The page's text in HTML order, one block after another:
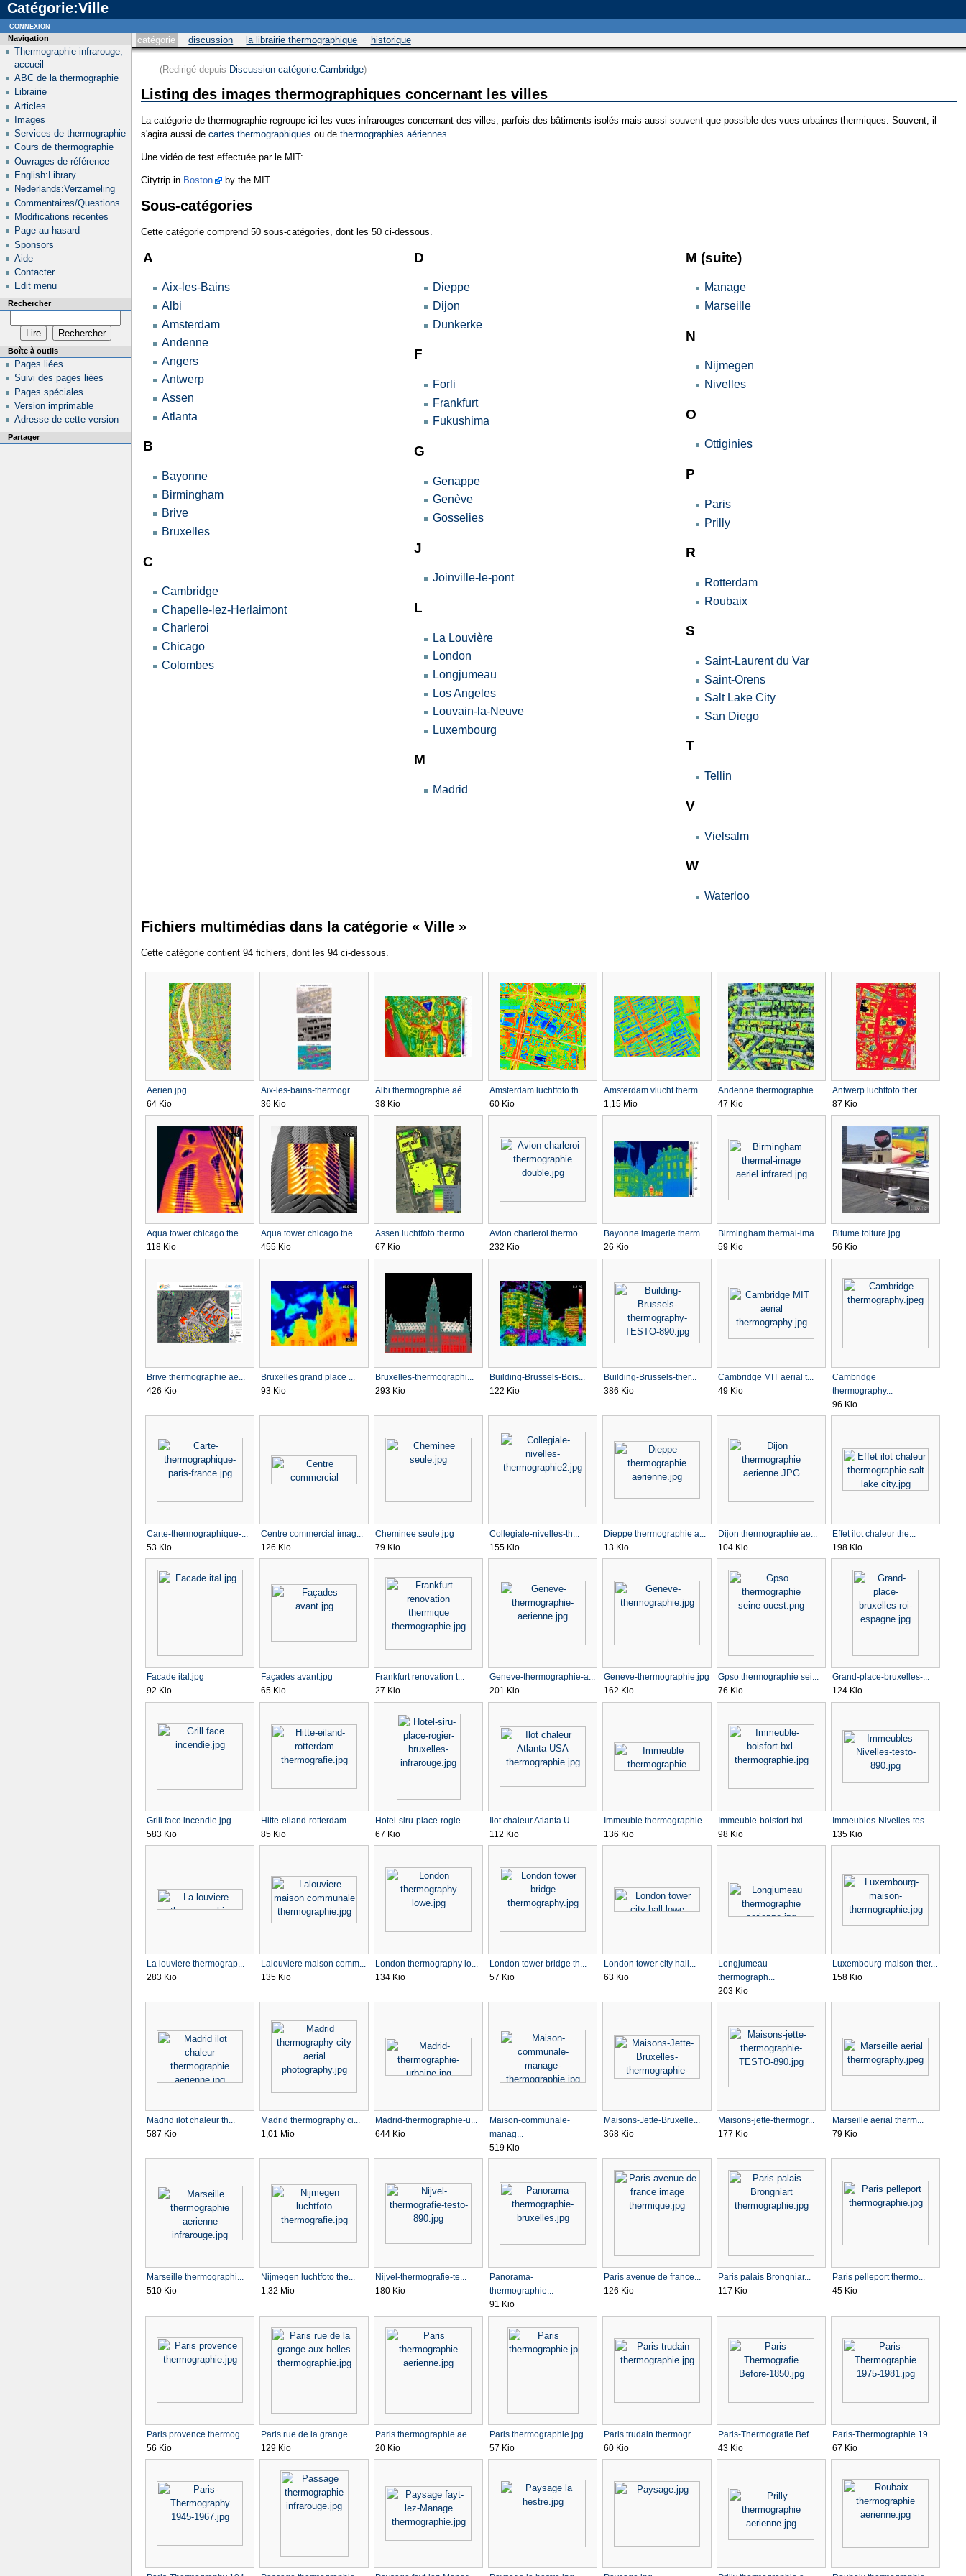
Catégorie:Ville
catégorie discussion la librairie thermographique historique
(Redirigé depuis Discussion catégorie:Cambridge)
Listing des images thermographiques concernant les villes
La catégorie de thermographie regroupe ici les vues infrarouges concernant des villes, parfois des bâtiments isolés mais aussi souvent que possible des vues urbaines thermiques. Souvent, il
s'agira aussi de cartes thermographiques ou de thermographies aériennes.
Une vidéo de test effectuée par le MIT:
Citytrip in Boston by the MIT.
Sous-catégories
Cette catégorie comprend 50 sous-catégories, dont les 50 ci-dessous.
A
Aix-les-Bains
Albi
Amsterdam
Andenne
Angers
Antwerp
Assen
Atlanta
B
Bayonne
Birmingham
Brive
Bruxelles
C
Cambridge
Chapelle-lez-Herlaimont
Charleroi
Chicago
Colombes
D
Dieppe
Dijon
Dunkerke
F
Forli
Frankfurt
Fukushima
G
Genappe
Genève
Gosselies
J
Joinville-le-pont
L
La Louvière
London
Longjumeau
Los Angeles
Louvain-la-Neuve
Luxembourg
M
Madrid
M (suite)
Manage
Marseille
N
Nijmegen
Nivelles
O
Ottiginies
P
Paris
Prilly
R
Rotterdam
Roubaix
S
Saint-Laurent du Var
Saint-Orens
Salt Lake City
San Diego
T
Tellin
V
Vielsalm
W
Waterloo
Fichiers multimédias dans la catégorie « Ville »
Cette catégorie contient 94 fichiers, dont les 94 ci-dessous.
Aerien.jpg
64 Kio
Aix-les-bains-thermogr...
36 Kio
Albi thermographie aé...
38 Kio
Amsterdam luchtfoto th...
60 Kio
Amsterdam vlucht therm...
1,15 Mio
Andenne thermographie ...
47 Kio
Antwerp luchtfoto ther...
87 Kio
Aqua tower chicago the...
118 Kio
Aqua tower chicago the...
455 Kio
Assen luchtfoto thermo...
67 Kio
Avion charleroi thermo...
232 Kio
Bayonne imagerie therm...
26 Kio
Birmingham thermal-ima...
59 Kio
Bitume toiture.jpg
56 Kio
Brive thermographie ae...
426 Kio
Bruxelles grand place ...
93 Kio
Bruxelles-thermographi...
293 Kio
Building-Brussels-Bois...
122 Kio
Building-Brussels-ther...
386 Kio
Cambridge MIT aerial t...
49 Kio
Cambridge
thermography...
96 Kio
Carte-thermographique-...
53 Kio
Centre commercial imag...
126 Kio
Cheminee seule.jpg
79 Kio
Collegiale-nivelles-th...
155 Kio
Dieppe thermographie a...
13 Kio
Dijon thermographie ae...
104 Kio
Effet ilot chaleur the...
198 Kio
Facade ital.jpg
92 Kio
Façades avant.jpg
65 Kio
Frankfurt renovation t...
27 Kio
Geneve-thermographie-a...
201 Kio
Geneve-thermographie.jpg
162 Kio
Gpso thermographie sei...
76 Kio
Grand-place-bruxelles-...
124 Kio
Grill face incendie.jpg
583 Kio
Hitte-eiland-rotterdam...
85 Kio
Hotel-siru-place-rogie...
67 Kio
Ilot chaleur Atlanta U...
112 Kio
Immeuble thermographie...
136 Kio
Immeuble-boisfort-bxl-...
98 Kio
Immeubles-Nivelles-tes...
135 Kio
La louviere thermograp...
283 Kio
Lalouviere maison comm...
135 Kio
London thermography lo...
134 Kio
London tower bridge th...
57 Kio
London tower city hall...
63 Kio
Longjumeau
thermograph...
203 Kio
Luxembourg-maison-ther...
158 Kio
Madrid ilot chaleur th...
587 Kio
Madrid thermography ci...
1,01 Mio
Madrid-thermographie-u...
644 Kio
Maison-communale-
manag...
519 Kio
Maisons-Jette-Bruxelle...
368 Kio
Maisons-jette-thermogr...
177 Kio
Marseille aerial therm...
79 Kio
Marseille thermographi...
510 Kio
Nijmegen luchtfoto the...
1,32 Mio
Nijvel-thermografie-te...
180 Kio
Panorama-
thermographie...
91 Kio
Paris avenue de france...
126 Kio
Paris palais Brongniar...
117 Kio
Paris pelleport thermo...
45 Kio
Paris provence thermog...
56 Kio
Paris rue de la grange...
129 Kio
Paris thermographie ae...
20 Kio
Paris thermographie.jpg
57 Kio
Paris trudain thermogr...
60 Kio
Paris-Thermografie Bef...
43 Kio
Paris-Thermographie 19...
67 Kio
Navigation
Thermographie infrarouge,
accueil
ABC de la thermographie
Librairie
Articles
Images
Services de thermographie
Cours de thermographie
Ouvrages de référence
English:Library
Nederlands:Verzameling
Commentaires/Questions
Modifications récentes
Page au hasard
Sponsors
Aide
Contacter
Edit menu
Rechercher
Boîte à outils
Pages liées
Suivi des pages liées
Pages spéciales
Version imprimable
Adresse de cette version
Partager
connexion